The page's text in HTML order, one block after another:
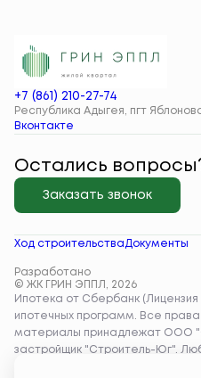
+7 (861) 210-27-74
Республика Адыгея, пгт
Вконтакте
Ход строительстваДокументы
Разработано
© ЖК ГРИН ЭППЛ, 2026
Остались
Заказать звонок